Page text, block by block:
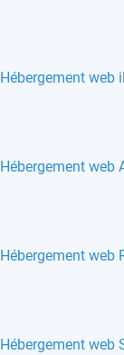
Hébergement web
Hébergement web
Hébergement web
Hébergement web